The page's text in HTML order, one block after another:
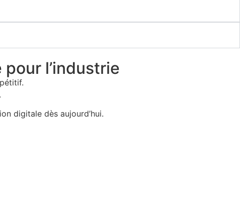
l’industrie
digitale dès aujourd’hui.